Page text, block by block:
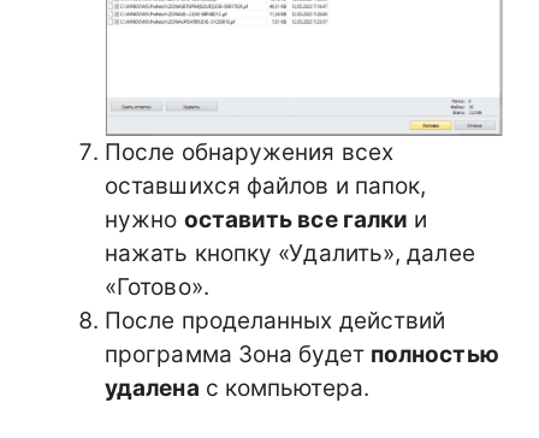
После обнаружения всех
оставшихся файлов и папок,
нужно оставить все галки и
нажать кнопку «Удалить», далее
«Готово».
После проделанных действий
программа Зона будет полностью
удалена с компьютера.